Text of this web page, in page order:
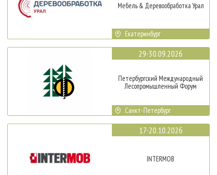
Мебель & Деревообработка Урал
Екатеринбург
29-30.09.2026
Петербургский Международный
Лесопромышленный Форум
Санкт-Петербург
17-20.10.2026
INTERMOB